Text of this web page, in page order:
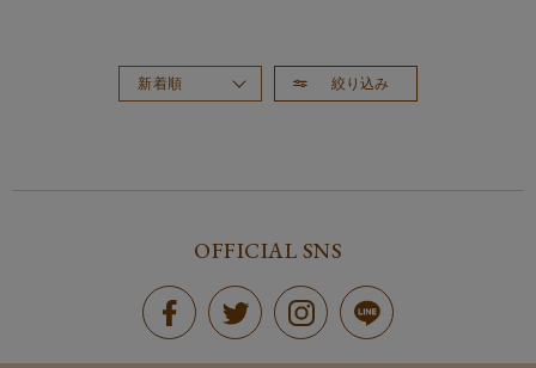
絞り込み
新着順
OFFICIAL SNS